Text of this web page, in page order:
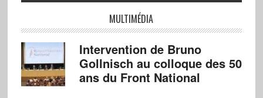
MULTIMÉDIA
Intervention de Bruno
Gollnisch au colloque des 50
ans du Front National